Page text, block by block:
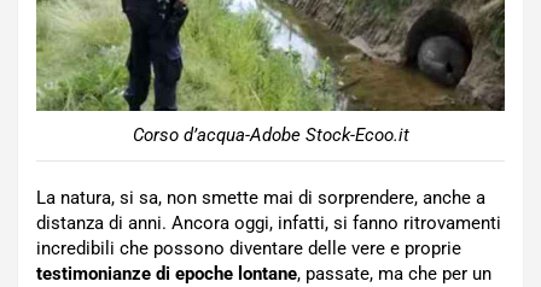
Corso d’acqua-Adobe Stock-Ecoo.it
La natura, si sa, non smette mai di sorprendere, anche a
distanza di anni. Ancora oggi, infatti, si fanno ritrovamenti
incredibili che possono diventare delle vere e proprie
testimonianze di epoche lontane, passate, ma che per un